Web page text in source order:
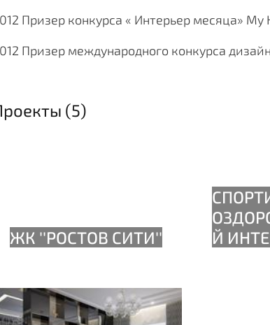
Призер конкурса « Интерьер месяца» My
Призер международного конкурса
(5)